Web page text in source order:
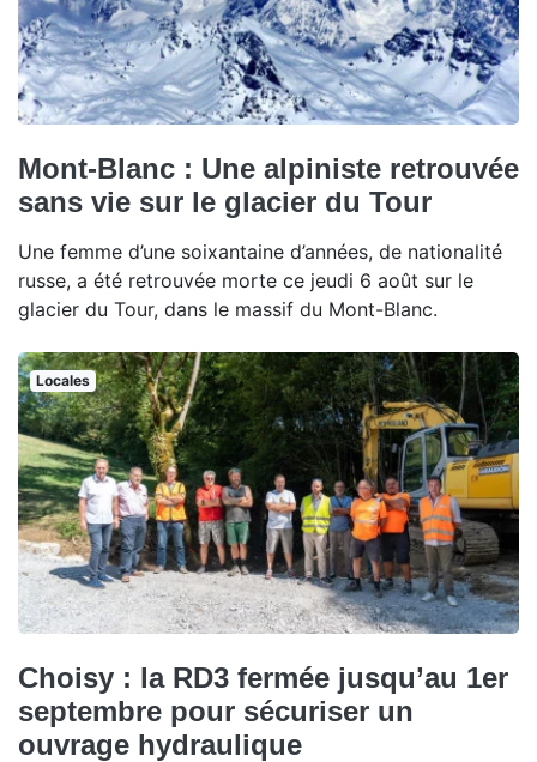
Mont-Blanc : Une alpiniste retrouvée
sans vie sur le glacier du Tour
Une femme d’une soixantaine d’années, de nationalité
russe, a été retrouvée morte ce jeudi 6 août sur le
glacier du Tour, dans le massif du Mont-Blanc.
Locales
Choisy : la RD3 fermée jusqu’au 1er
septembre pour sécuriser un
ouvrage hydraulique